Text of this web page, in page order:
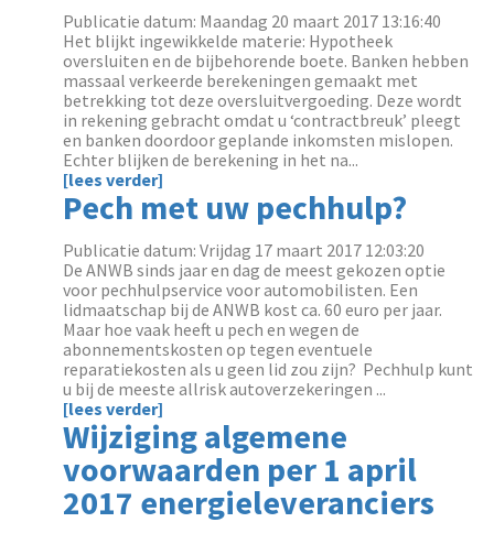
Publicatie datum: Maandag 20 maart 2017 13:16:40
Het blijkt ingewikkelde materie: Hypotheek
oversluiten en de bijbehorende boete. Banken hebben
massaal verkeerde berekeningen gemaakt met
betrekking tot deze oversluitvergoeding. Deze wordt
in rekening gebracht omdat u ‘contractbreuk’ pleegt
en banken doordoor geplande inkomsten mislopen.
Echter blijken de berekening in het na...
[lees verder]
Pech met uw pechhulp?
Publicatie datum: Vrijdag 17 maart 2017 12:03:20
De ANWB sinds jaar en dag de meest gekozen optie
voor pechhulpservice voor automobilisten. Een
lidmaatschap bij de ANWB kost ca. 60 euro per jaar.
Maar hoe vaak heeft u pech en wegen de
abonnementskosten op tegen eventuele
reparatiekosten als u geen lid zou zijn? Pechhulp kunt
u bij de meeste allrisk autoverzekeringen ...
[lees verder]
Wijziging algemene
voorwaarden per 1 april
2017 energieleveranciers